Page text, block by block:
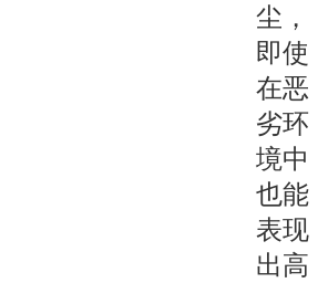
尘，
即使
在恶
劣环
境中
也能
表现
出高